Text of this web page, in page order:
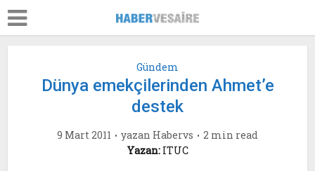
Gündem
Dünya emekçilerinden Ahmet’e
destek
9 Mart 2011 yazan Habervs
2 min read
Yazan:ITUC